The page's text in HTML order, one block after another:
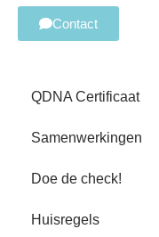
Contact
QDNA Certificaat
Samenwerkingen
Doe de check!
Huisregels